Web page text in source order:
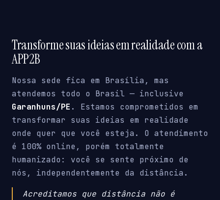
Transforme suas ideias em realidade com a
APP2B
Nossa sede fica em Brasília, mas
atendemos todo o Brasil — inclusive
Garanhuns/PE . Estamos comprometidos em
transformar suas ideias em realidade
onde quer que você esteja. O atendimento
é 100% online, porém totalmente
humanizado: você se sente próximo de
nós, independentemente da distância.
Acreditamos que distância não é